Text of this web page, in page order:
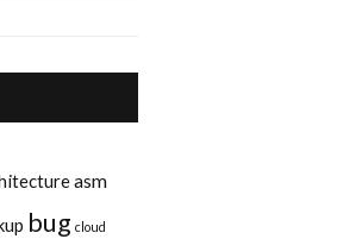
asm
bug cloud